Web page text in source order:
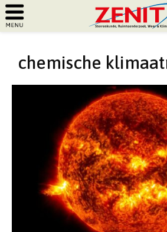
PRIMARY
MENU
chemische